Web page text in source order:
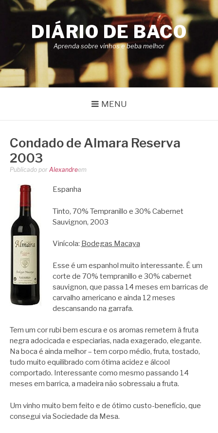
Pular
DIÁRIO DE BACO
Aprenda sobre vinhos e beba melhor
MENU
Condado de Almara Reserva
2003
Publicado por Alexandreem
Espanha
Tinto, 70% Tempranillo e 30% Cabernet
Sauvignon, 2003
Vinícola: Bodegas Macaya
Esse é um espanhol muito interessante. É um
corte de 70% tempranillo e 30% cabernet
sauvignon, que passa 14 meses em barricas de
carvalho americano e ainda 12 meses
descansando na garrafa.
Tem um cor rubi bem escura e os aromas remetem à fruta
negra adocicada e especiarias, nada exagerado, elegante.
Na boca é ainda melhor – tem corpo médio, fruta, tostado,
tudo muito equilibrado com ótima acidez e álcool
comportado. Interessante como mesmo passando 14
meses em barrica, a madeira não sobressaiu a fruta.
Um vinho muito bem feito e de ótimo custo-benefício, que
consegui via Sociedade da Mesa.